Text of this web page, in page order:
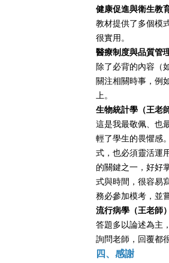
健康促進與衛生教
教材提供了多個模
很實用。
醫療制度與品質管
除了必背的內容（
關注相關時事，例
上。
生物統計學（王老
這是我最敬佩、也
輕了學生的畏懼感
式，也必須靈活運
的關鍵之一，好好
式與時間，很容易
務必參加模考，並
流行病學（王老師）
答題多以論述為主
詢問老師，回覆都
四、感謝